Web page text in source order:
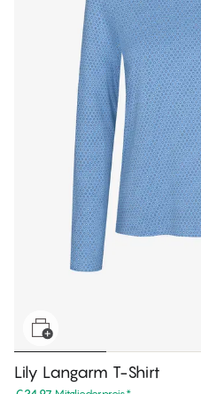
Lily Langarm T-Shirt